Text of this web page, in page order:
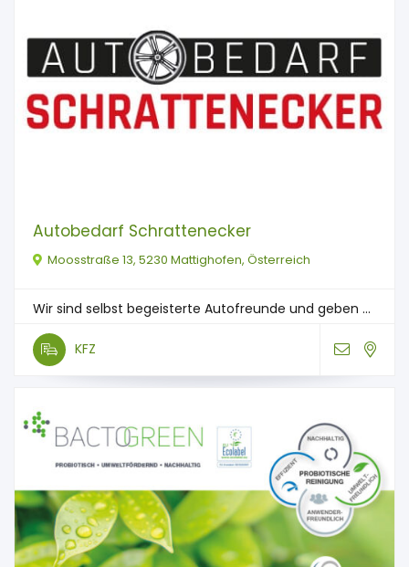
Autobedarf Schrattenecker
Moosstraße 13, 5230 Mattighofen, Österreich
Wir sind selbst begeisterte Autofreunde und geben ...
KFZ